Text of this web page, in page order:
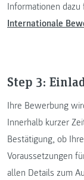
Informationen
Internationale
Step 3:
Ihre Bewerbung
Innerhalb kurzer
Bestätigung, ob
Voraussetzungen
allen Details zum